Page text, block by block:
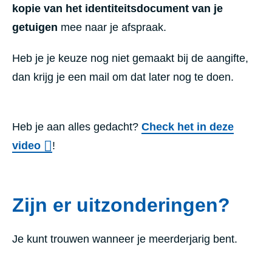
kopie van het identiteitsdocument van je
getuigen mee naar je afspraak.
Heb je je keuze nog niet gemaakt bij de aangifte,
dan krijg je een mail om dat later nog te doen.
Heb je aan alles gedacht? Check het in deze
video
!
Zijn er uitzonderingen?
Je kunt trouwen wanneer je meerderjarig bent.